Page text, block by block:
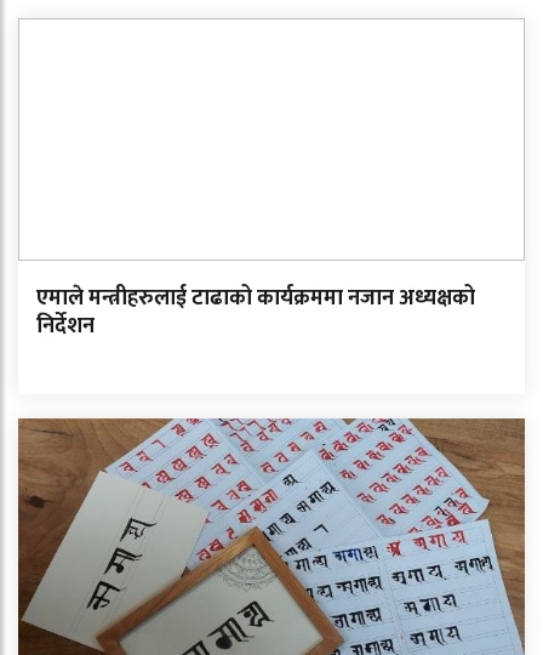
एमाले मन्त्रीहरुलाई टाढाको कार्यक्रममा नजान अध्यक्षको
निर्देशन